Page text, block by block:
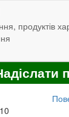
продуктів